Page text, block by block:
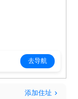
去导航
添加住址